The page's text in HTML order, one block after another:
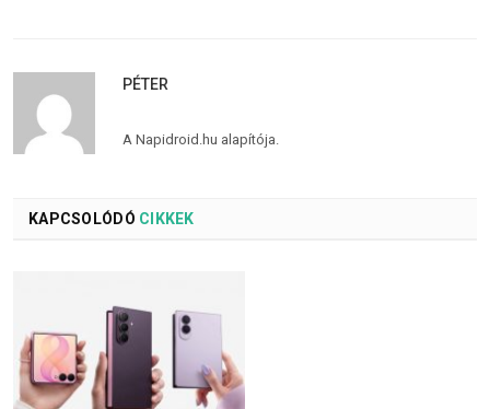
PÉTER
A Napidroid.hu alapítója.
KAPCSOLÓDÓ CIKKEK